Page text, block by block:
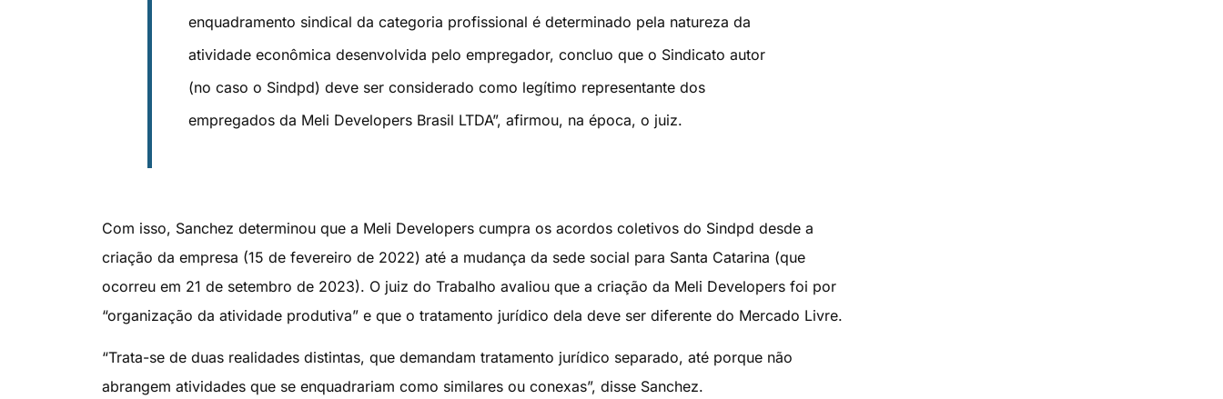
enquadramento sindical da categoria profissional é determinado pela natureza da
atividade econômica desenvolvida pelo empregador, concluo que o Sindicato autor
(no caso o Sindpd) deve ser considerado como legítimo representante dos
empregados da Meli Developers Brasil LTDA”, afirmou, na época, o juiz.
Com isso, Sanchez determinou que a Meli Developers cumpra os acordos coletivos do Sindpd desde a
criação da empresa (15 de fevereiro de 2022) até a mudança da sede social para Santa Catarina (que
ocorreu em 21 de setembro de 2023). O juiz do Trabalho avaliou que a criação da Meli Developers foi por
“organização da atividade produtiva” e que o tratamento jurídico dela deve ser diferente do Mercado Livre.
“Trata-se de duas realidades distintas, que demandam tratamento jurídico separado, até porque não
abrangem atividades que se enquadrariam como similares ou conexas”, disse Sanchez.